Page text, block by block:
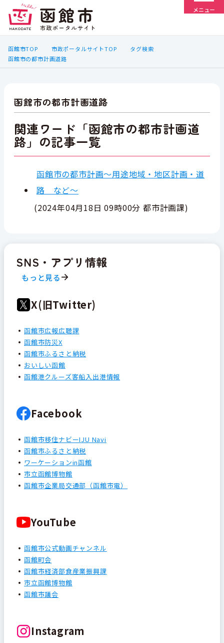
メニュー
函館市TOP 市政ポータルサイトTOP
タグ検索
函館市の都市計画道路
函館市の都市計画道路
関連ワード「函館市の都市計画道
路」の記事一覧
函館市の都市計画～用途地域・地区計画・道
路 など～
(2024年04月18日 09時00分 都市計画課)
SNS・アプリ情報
もっと見る
X(旧Twitter)
函館市広報広聴課
函館市防災X
函館市ふるさと納税
おいしい函館
函館港クルーズ客船入出港情報
Facebook
函館市移住ナビーIJU Navi
函館市ふるさと納税
ワーケーションin函館
市立函館博物館
函館市企業局交通部（函館市電）
YouTube
函館市公式動画チャンネル
函館町会
函館市経済部食産業振興課
市立函館博物館
函館市議会
Instagram